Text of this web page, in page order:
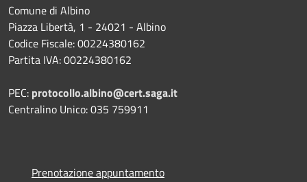
Comune di Albino
Piazza Libertà, 1 - 24021 - Albino
Codice Fiscale: 00224380162
Partita IVA: 00224380162
PEC: protocollo.albino@cert.saga.it
Centralino Unico: 035 759911
Prenotazione appuntamento